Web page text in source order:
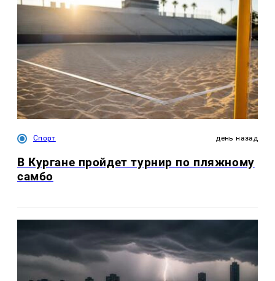
Спорт день назад
В Кургане пройдет турнир по пляжному
самбо